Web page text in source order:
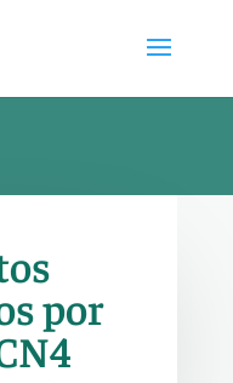
por